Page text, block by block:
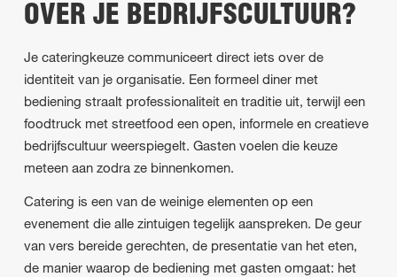
OVER JE BEDRIJFSCULTUUR?
Je cateringkeuze communiceert direct iets over de
identiteit van je organisatie. Een formeel diner met
bediening straalt professionaliteit en traditie uit, terwijl een
foodtruck met streetfood een open, informele en creatieve
bedrijfscultuur weerspiegelt. Gasten voelen die keuze
meteen aan zodra ze binnenkomen.
Catering is een van de weinige elementen op een
evenement die alle zintuigen tegelijk aanspreken. De geur
van vers bereide gerechten, de presentatie van het eten,
de manier waarop de bediening met gasten omgaat: het